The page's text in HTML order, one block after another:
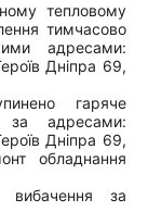
тепловому
тимчасово
адресами:
Дніпра 69,
гаряче
за адресами:
Дніпра 69,
обладнання
за